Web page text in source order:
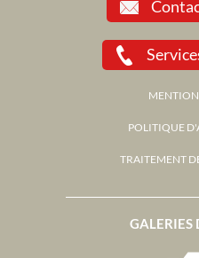
GALERIES
POLITIQUE
TRAITEMENT